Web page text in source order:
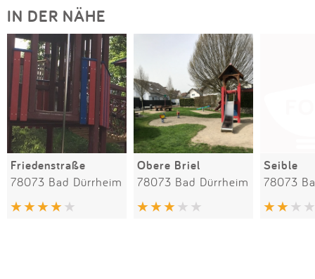
IN DER NÄHE
Friedenstraße
78073 Bad Dürrheim
Obere Briel
78073 Bad Dürrheim
Seible
78073